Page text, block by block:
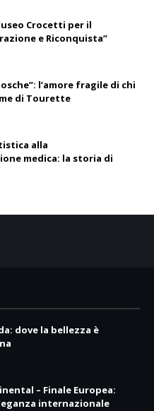
Crocetti per il
e Riconquista”
l’amore fragile di chi
di Tourette
alla
medica: la storia di
dove la bellezza è
– Finale Europea:
internazionale